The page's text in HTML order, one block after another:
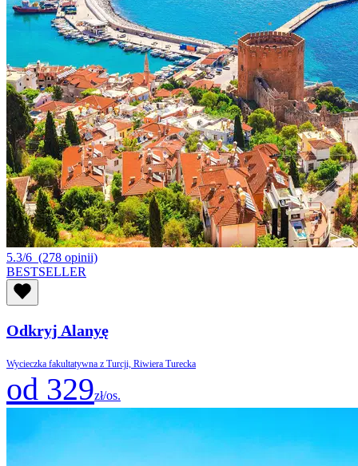
5.3/6 (278 opinii)
BESTSELLER
Odkryj Alanyę
Wycieczka fakultatywna z Turcji, Riwiera Turecka
od 329zł/os.